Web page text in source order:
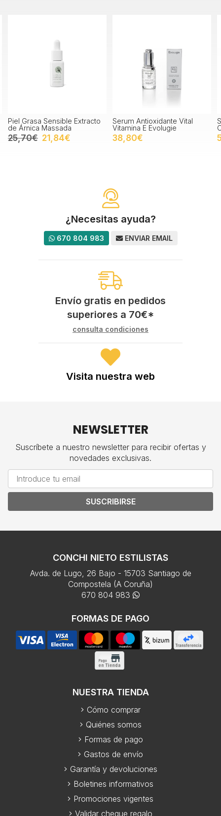
Sensible Extracto
Massada
21,84€
Serum Antioxidante Vital
Vitamina E Evolugie
Serum
Células
¿Necesitas ayuda?
670 804 983 ENVIAR EMAIL
Envío gratis en pedidos
superiores a 70€*
consulta condiciones
Visita nuestra web
NEWSLETTER
Suscríbete a nuestro newsletter para recibir ofertas y
novedades exclusivas.
SUSCRIBIRSE
CONCHI NIETO ESTILISTAS
Avda. de Lugo, 26 Bajo - 15703 Santiago de
Compostela (A Coruña)
670 804 983
FORMAS DE PAGO
NUESTRA TIENDA
Cómo comprar
Quiénes somos
Formas de pago
Gastos de envío
Garantía y devoluciones
Boletines informativos
Promociones vigentes
Validar cheque regalo